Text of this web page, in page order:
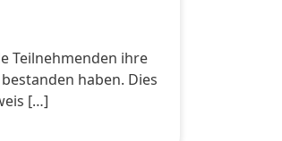
Teilnehmenden ihre
haben. Dies
[…]